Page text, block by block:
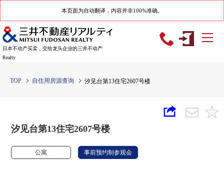
本页面为自动翻译，内容并非100%准确。
日本不动产买卖，交给龙头企业的三井不动产
Realty
TOP 自住用房源查询 汐见台第13住宅2607号楼
汐见台第13住宅2607号楼
公寓 事前预约制参观会